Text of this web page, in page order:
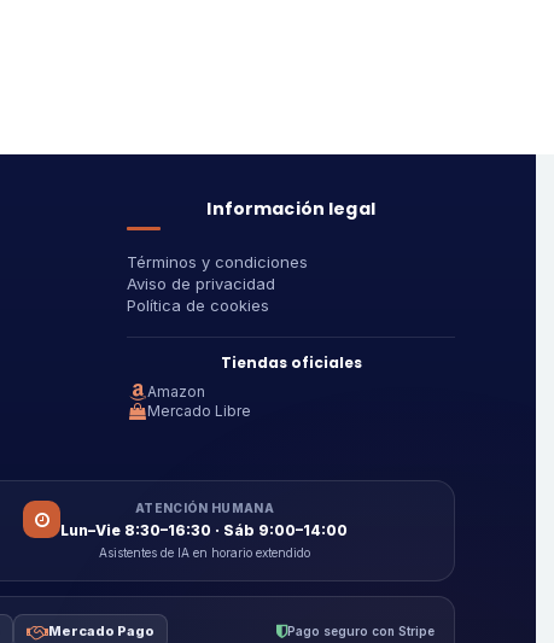
Información legal
Términos y condiciones
Aviso de privacidad
Política de cookies
Tiendas oficiales
Amazon
Mercado Libre
ATENCIÓN HUMANA
Lun–Vie 8:30–16:30 · Sáb 9:00–14:00
Asistentes de IA en horario extendido
Mercado Pago Pago seguro con Stripe